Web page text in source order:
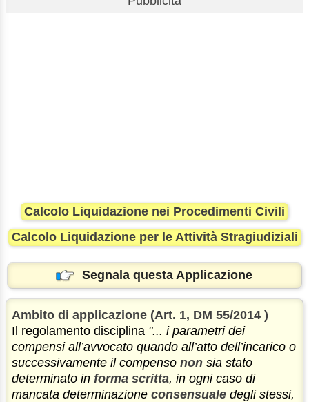
Calcolo Liquidazione nei Procedimenti Civili
Calcolo Liquidazione per le Attività Stragiudiziali
Segnala questa Applicazione
Ambito di applicazione (Art. 1, DM 55/2014 )
Il regolamento disciplina "... i parametri dei
compensi all’avvocato quando all’atto dell’incarico o
successivamente il compenso non sia stato
determinato in forma scritta, in ogni caso di
mancata determinazione consensuale degli stessi,